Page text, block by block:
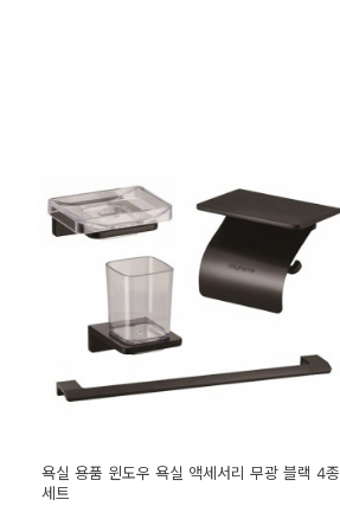
욕실 용품 윈도우 욕실 액세서리 무광 블랙 4종
세트